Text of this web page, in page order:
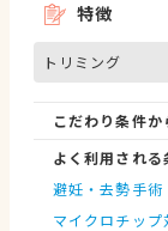
特徴
トリミング
こだわり条件か
よく利用される
避妊・去勢手術
マイクロチップ